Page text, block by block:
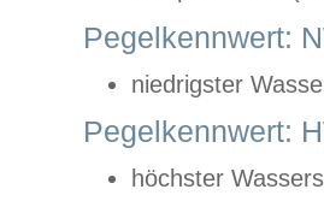
Pegelkennwert:
niedrigster
Pegelkennwert:
höchster